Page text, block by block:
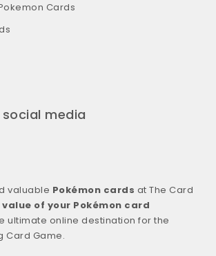
Cards
media
valuable Pokémon cards at The Card
value of your Pokémon card
ultimate online destination for the
Card Game.